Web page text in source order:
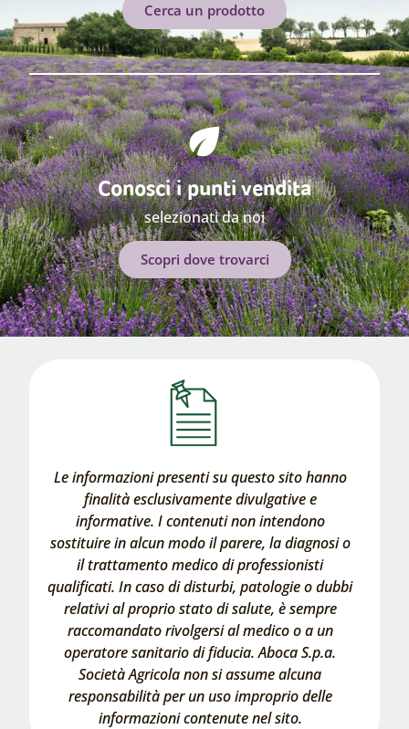
Cerca un prodotto
Conosci i punti vendita
selezionati da noi
Scopri dove trovarci
Le informazioni presenti su questo sito hanno
finalità esclusivamente divulgative e
informative. I contenuti non intendono
sostituire in alcun modo il parere, la diagnosi o
il trattamento medico di professionisti
qualificati. In caso di disturbi, patologie o dubbi
relativi al proprio stato di salute, è sempre
raccomandato rivolgersi al medico o a un
operatore sanitario di fiducia. Aboca S.p.a.
Società Agricola non si assume alcuna
responsabilità per un uso improprio delle
informazioni contenute nel sito.